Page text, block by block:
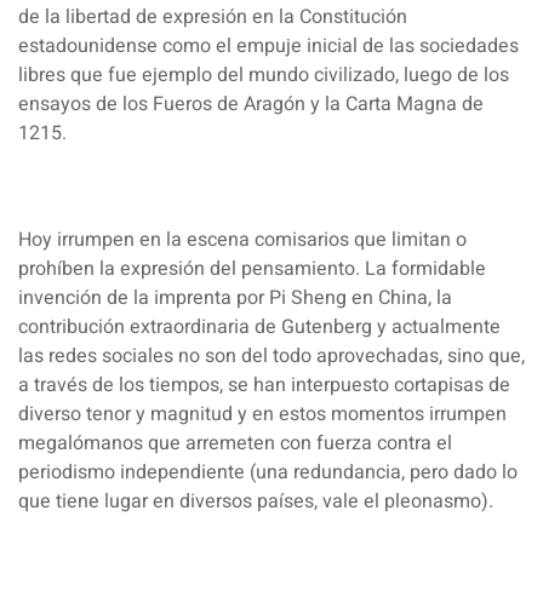
de la libertad de expresión en la Constitución
estadounidense como el empuje inicial de las sociedades
libres que fue ejemplo del mundo civilizado, luego de los
ensayos de los Fueros de Aragón y la Carta Magna de
1215.
Hoy irrumpen en la escena comisarios que limitan o
prohíben la expresión del pensamiento. La formidable
invención de la imprenta por Pi Sheng en China, la
contribución extraordinaria de Gutenberg y actualmente
las redes sociales no son del todo aprovechadas, sino que,
a través de los tiempos, se han interpuesto cortapisas de
diverso tenor y magnitud y en estos momentos irrumpen
megalómanos que arremeten con fuerza contra el
periodismo independiente (una redundancia, pero dado lo
que tiene lugar en diversos países, vale el pleonasmo).